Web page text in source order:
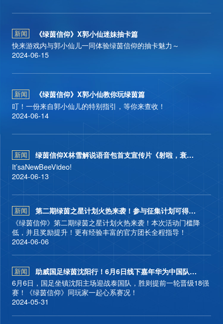
版本
新闻
《绿茵信仰》X郭小仙迷妹抽卡篇
快来游戏内与郭小仙儿一同体验绿茵信仰的抽卡魅力～
2024-06-15
新闻
《绿茵信仰》X郭小仙教你玩绿茵篇
叮！一份来自郭小仙儿的特别指引，等你来查收！
2024-06-14
新闻
绿茵信仰X林雪解说语音包首支宣传片《射啦，衰仔！》正
It’saNewBeeVideo!
2024-06-13
新闻
第二期绿茵之星计划火热来袭！参与征集计划可得海量奖励
《绿茵信仰》第二期绿茵之星计划火热来袭！本次活动门槛降
低，并且奖励提升！更有经验丰富的官方团长全程指导！
2024-06-06
新闻
助威国足绿茵沈阳行！6月6日线下嘉年华为中国队加油！
6月6日，国足坐镇沈阳主场迎战泰国队，胜则提前一轮晋级18强
赛！《绿茵信仰》同玩家一起心系赛况！
2024-05-31